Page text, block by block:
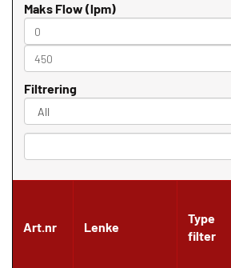
Maks Flow (lpm)
Filtrering
Search
Art.nr Lenke
Type
filter